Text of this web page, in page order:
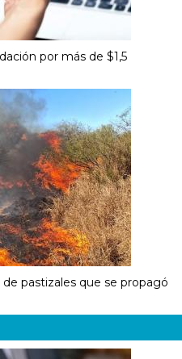
por más de $1,5
pastizales que se propagó